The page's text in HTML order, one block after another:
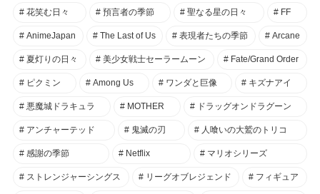
花笑む日々 預言者の季節 聖なる星の日々 FF
AnimeJapan The Last of Us 表現者たちの季節 Arcane
夏灯りの日々 美少女戦士セーラームーン Fate/Grand Order
ピクミン Among Us ワンダと巨像 キズナアイ
悪魔城ドラキュラ MOTHER ドラッグオンドラグーン
アンチャーテッド 鬼滅の刃 人喰いの大鷲のトリコ
感謝の季節 Netflix マリオシリーズ
ストレンジャーシングス リーグオブレジェンド フィギュア